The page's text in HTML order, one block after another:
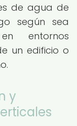
de agua de
según sea
entornos
un edificio o
y